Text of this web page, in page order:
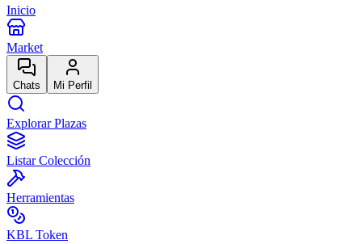
Inicio
Market
Chats Mi Perfil
Explorar Plazas
Listar Colección
Herramientas
KBL Token